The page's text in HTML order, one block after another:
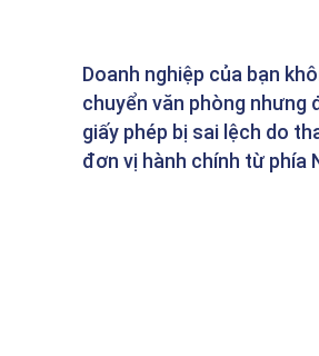
Doanh nghiệp của bạn
chuyển văn phòng nhưng
giấy phép bị sai lệch do
đơn vị hành chính từ phía